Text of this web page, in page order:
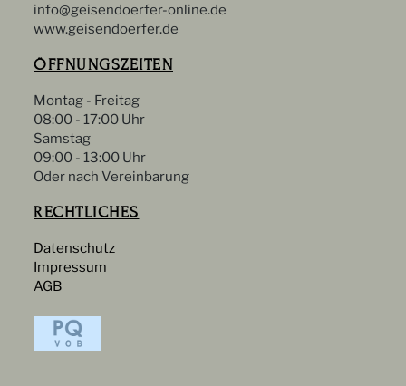
info@geisendoerfer-online.de
www.geisendoerfer.de
ÖFFNUNGSZEITEN
Montag - Freitag
08:00 - 17:00 Uhr
Samstag
09:00 - 13:00 Uhr
Oder nach Vereinbarung
RECHTLICHES
Datenschutz
Impressum
AGB